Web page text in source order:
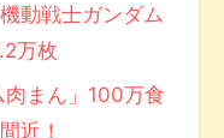
動戦士ガンダム
万枚
肉まん」100万食
近！